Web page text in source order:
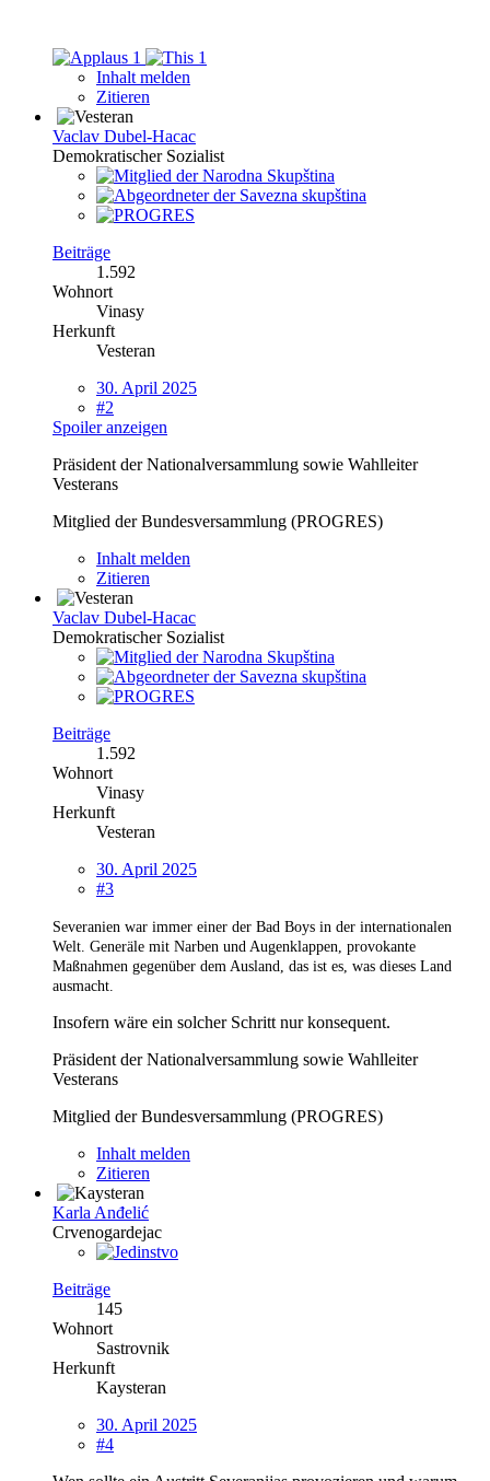
1
1
Inhalt melden
Zitieren
Vaclav Dubel-Hacac
Demokratischer Sozialist
Beiträge
1.592
Wohnort
Vinasy
Herkunft
Vesteran
30. April 2025
#2
Spoiler anzeigen
Präsident der Nationalversammlung sowie Wahlleiter
Vesterans
Mitglied der Bundesversammlung (PROGRES)
Inhalt melden
Zitieren
Vaclav Dubel-Hacac
Demokratischer Sozialist
Beiträge
1.592
Wohnort
Vinasy
Herkunft
Vesteran
30. April 2025
#3
Severanien war immer einer der Bad Boys in der internationalen
Welt. Generäle mit Narben und Augenklappen, provokante
Maßnahmen gegenüber dem Ausland, das ist es, was dieses Land
ausmacht.
Insofern wäre ein solcher Schritt nur konsequent.
Präsident der Nationalversammlung sowie Wahlleiter
Vesterans
Mitglied der Bundesversammlung (PROGRES)
Inhalt melden
Zitieren
Karla Anđelić
Crvenogardejac
Beiträge
145
Wohnort
Sastrovnik
Herkunft
Kaysteran
30. April 2025
#4